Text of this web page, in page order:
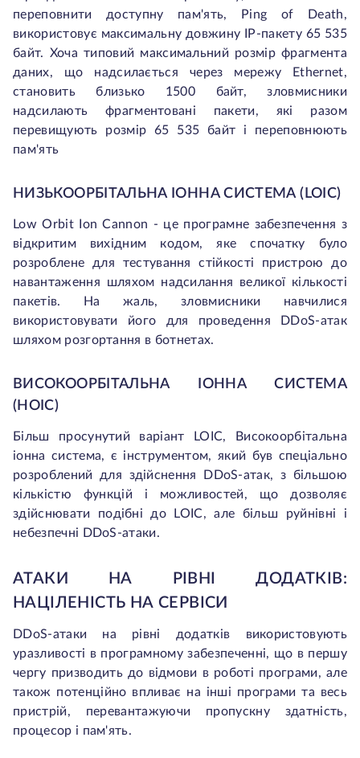
переповнити доступну пам'ять, Ping of Death,
використовує максимальну довжину IP-пакету 65 535
байт. Хоча типовий максимальний розмір фрагмента
даних, що надсилається через мережу Ethernet,
становить близько 1500 байт, зловмисники
надсилають фрагментовані пакети, які разом
перевищують розмір 65 535 байт і переповнюють
пам'ять
НИЗЬКООРБІТАЛЬНА ІОННА СИСТЕМА (LOIC)
Low Orbit Ion Cannon - це програмне забезпечення з
відкритим вихідним кодом, яке спочатку було
розроблене для тестування стійкості пристрою до
навантаження шляхом надсилання великої кількості
пакетів. На жаль, зловмисники навчилися
використовувати його для проведення DDoS-атак
шляхом розгортання в ботнетах.
ВИСОКООРБІТАЛЬНА ІОННА СИСТЕМА
(HOIC)
Більш просунутий варіант LOIC, Високоорбітальна
іонна система, є інструментом, який був спеціально
розроблений для здійснення DDoS-атак, з більшою
кількістю функцій і можливостей, що дозволяє
здійснювати подібні до LOIC, але більш руйнівні і
небезпечні DDoS-атаки.
АТАКИ НА РІВНІ ДОДАТКІВ:
НАЦІЛЕНІСТЬ НА СЕРВІСИ
DDoS-атаки на рівні додатків використовують
уразливості в програмному забезпеченні, що в першу
чергу призводить до відмови в роботі програми, але
також потенційно впливає на інші програми та весь
пристрій, перевантажуючи пропускну здатність,
процесор і пам'ять.